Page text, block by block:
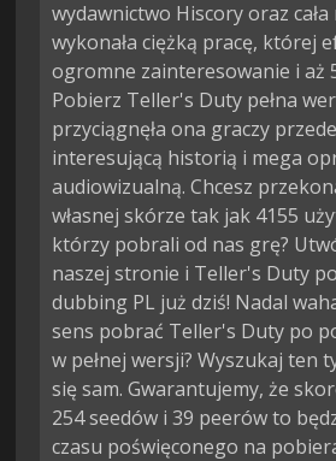
wydawnictwo Hiscory oraz
wykonała ciężką pracę, której
ogromne zainteresowanie i aż
Pobierz Teller's Duty pełna
przyciągnęła ona graczy
interesującą historią i mega
audiowizualną. Chcesz
własnej skórze tak jak 4155
którzy pobrali od nas grę?
naszej stronie i Teller's Duty
dubbing PL już dziś! Nadal
sens pobrać Teller's Duty po
w pełnej wersji? Wyszukaj ten
się sam. Gwarantujemy, że
254 seedów i 39 peerów to
czasu poświęconego na